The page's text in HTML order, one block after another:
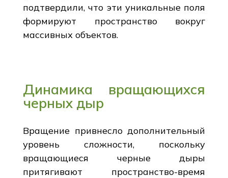
подтвердили, что эти уникальные поля
формируют пространство вокруг
массивных объектов.
Динамика вращающихся
черных дыр
Вращение привнесло дополнительный
уровень сложности, поскольку
вращающиеся черные дыры
притягивают пространство-время